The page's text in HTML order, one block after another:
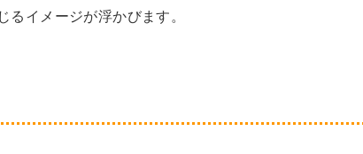
イメージが浮かびます。